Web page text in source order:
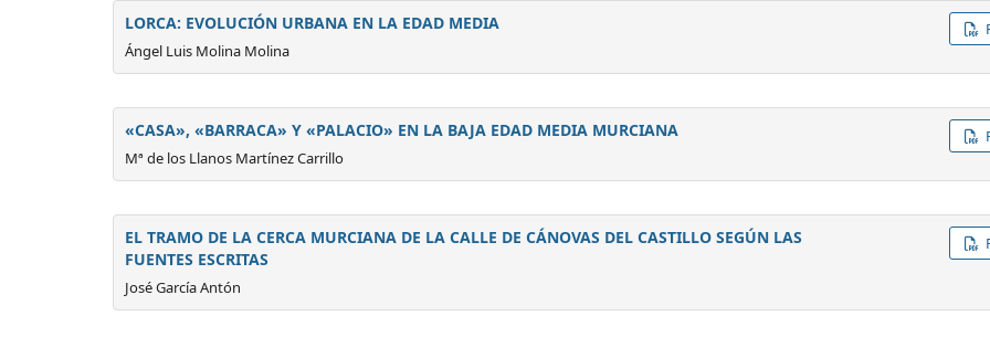
LORCA: EVOLUCIÓN URBANA EN LA EDAD MEDIA
Ángel Luis Molina Molina
«CASA», «BARRACA» Y «PALACIO» EN LA BAJA EDAD MEDIA MURCIANA
Mª de los Llanos Martínez Carrillo
EL TRAMO DE LA CERCA MURCIANA DE LA CALLE DE CÁNOVAS DEL CASTILLO SEGÚN LAS
FUENTES ESCRITAS
José García Antón